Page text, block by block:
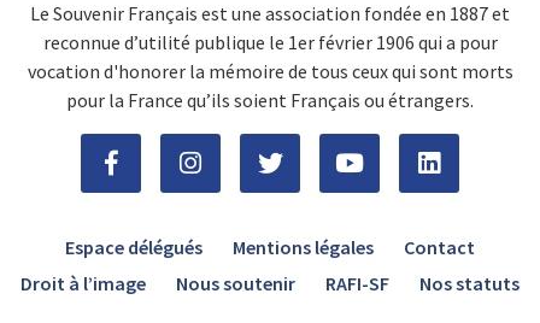
Le Souvenir Français est une association fondée en 1887 et
reconnue d’utilité publique le 1er février 1906 qui a pour
vocation d'honorer la mémoire de tous ceux qui sont morts
pour la France qu’ils soient Français ou étrangers.
Espace délégués Mentions légales
Contact
Droit à l’image
Nous soutenir RAFI-SF Nos statuts